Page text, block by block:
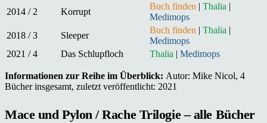
2014 / 2
Korrupt
Buch finden | Thalia |
Medimops
2018 / 3
Sleeper
Buch finden | Thalia |
Medimops
2021 / 4
Das Schlupfloch Thalia | Medimops
Informationen zur Reihe im Überblick: Autor: Mike Nicol, 4
Bücher insgesamt, zuletzt veröffentlicht: 2021
Mace und Pylon / Rache Trilogie – alle Bücher